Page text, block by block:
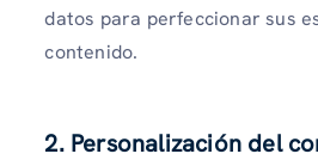
datos para perfeccionar sus
contenido.
2. Personalización del